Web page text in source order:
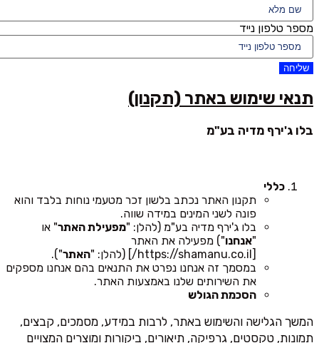
מספר טלפון נייד
שליחה
תנאי שימוש באתר (תקנון)
בלו ג'ירף מדיה בע"מ
כללי
תקנון האתר נכתב בלשון זכר מטעמי נוחות בלבד והוא
פונה לשני המינים במידה שווה.
בלו ג'ירף מדיה בע"מ (להלן: "מפעילת האתר" או
"אנחנו") מפעילה את האתר
[https://shamanu.co.il/] (להלן: "
האתר").
במסמך זה אנחנו נפרט את התנאים בהם אנחנו מספקים
את השירותים שלנו באמצעות האתר.
הסכמת הגולש
המשך הגלישה והשימוש באתר, לרבות במידע, מסמכים, קבצים,
תמונות, טקסטים, גרפיקה, תיאורים, ביקורות ומוצרים המצויים